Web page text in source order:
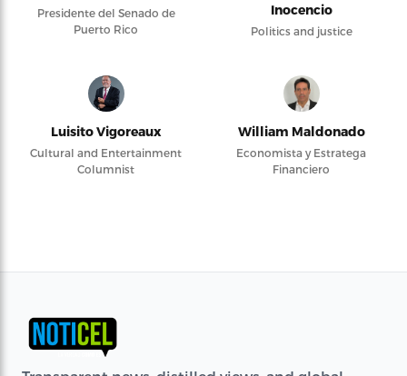
Presidente del Senado de
Puerto Rico
Inocencio
Politics and justice
Luisito Vigoreaux
Cultural and Entertainment
Columnist
William Maldonado
Economista y Estratega
Financiero